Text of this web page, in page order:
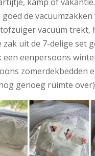
goed de
vacuüm trekt,
uit de 7-delige set
een eenpersoons
zomerdekbedden
genoeg ruimte